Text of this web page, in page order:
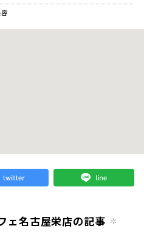
ェ名古屋栄店の記事